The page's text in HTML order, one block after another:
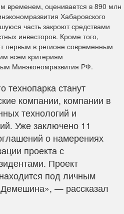
временем, оценивается в 890 млн
Хабаровского
часть закроют средствами
инвесторов. Кроме того,
первым в регионе современным
всем критериям
Минэкономразвития РФ.
технопарка станут
компании, компании в
технологий и
Уже заключено 11
о намерениях
проекта с
Проект
под личным
— рассказал